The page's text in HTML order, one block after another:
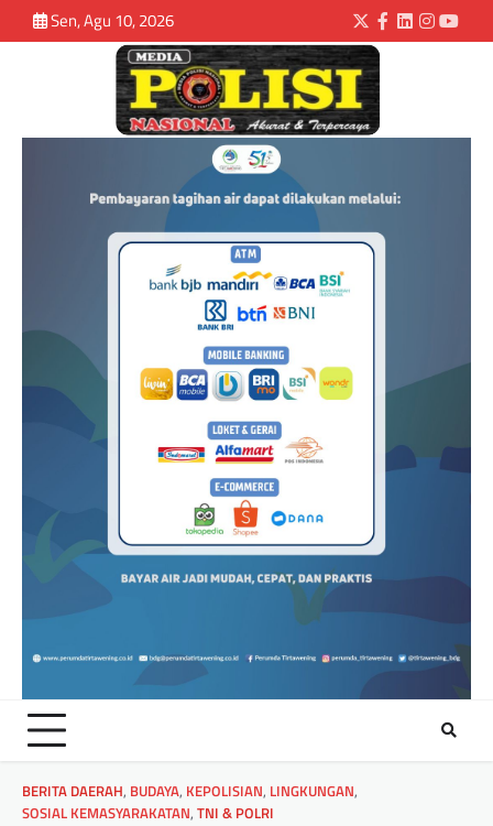
Sen, Agu 10, 2026
BERITA DAERAH, BUDAYA, KEPOLISIAN, LINGKUNGAN,
SOSIAL KEMASYARAKATAN, TNI & POLRI